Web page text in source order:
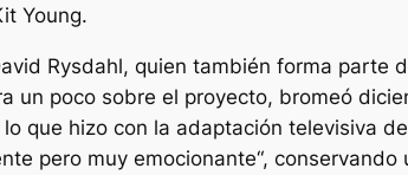
Young.
Rysdahl, quien también forma parte
un poco sobre el proyecto, bromeó
que hizo con la adaptación televisiva
pero muy emocionante“, conservando